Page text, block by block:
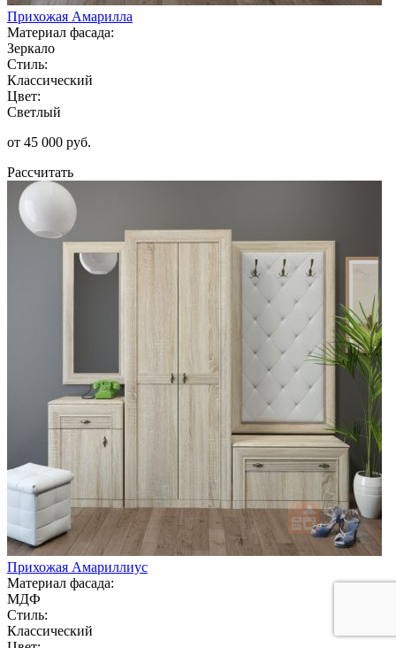
Прихожая Амарилла
Материал фасада:
Зеркало
Стиль:
Классический
Цвет:
Светлый
от 45 000 руб.
Рассчитать
Прихожая Амариллиус
Материал фасада:
МДФ
Стиль:
Классический